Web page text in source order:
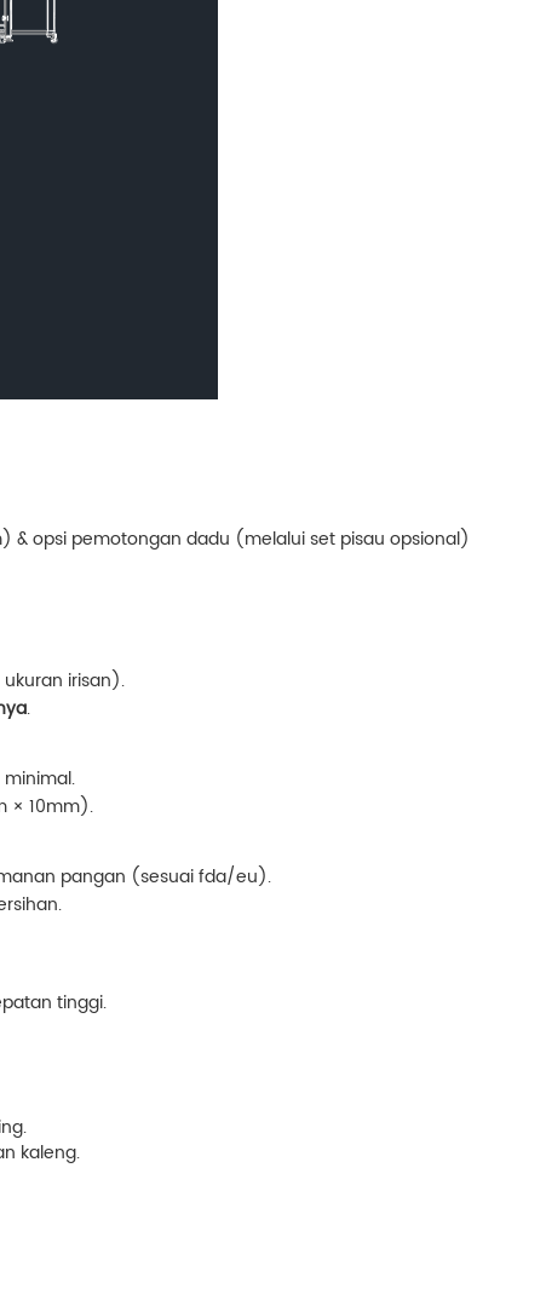
opsi pemotongan dadu (melalui set pisau opsional)
irisan).
.
× 10mm).
pangan (sesuai fda/eu).
tinggi.
kaleng.